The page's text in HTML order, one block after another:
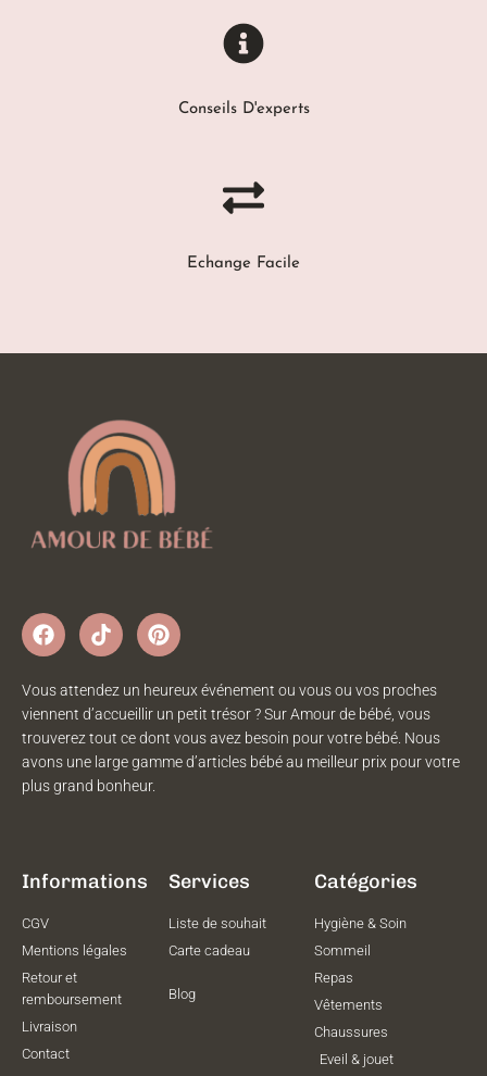
Conseils D'experts
Echange Facile
Vous attendez un heureux événement ou vous ou vos proches
viennent d’accueillir un petit trésor ? Sur Amour de bébé, vous
trouverez tout ce dont vous avez besoin pour votre bébé. Nous
avons une large gamme d’articles bébé au meilleur prix pour votre
plus grand bonheur.
Informations
CGV
Mentions légales
Retour et
remboursement
Livraison
Contact
Services
Liste de souhait
Carte cadeau
Blog
Catégories
Hygiène & Soin
Sommeil
Repas
Vêtements
Chaussures
Eveil & jouet